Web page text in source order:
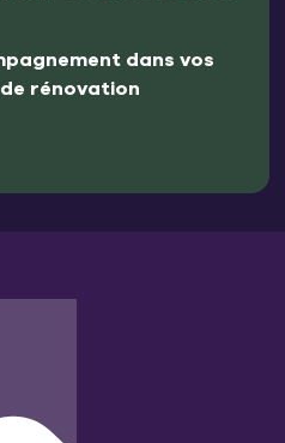
dans vos
rénovation